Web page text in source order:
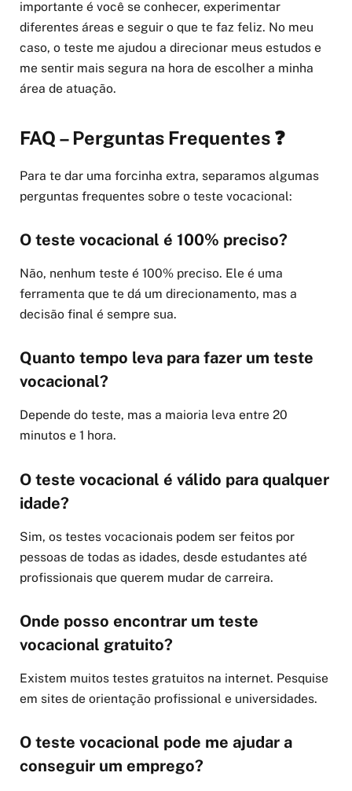
importante é você se conhecer, experimentar
diferentes áreas e seguir o que te faz feliz. No meu
caso, o teste me ajudou a direcionar meus estudos e
me sentir mais segura na hora de escolher a minha
área de atuação.
FAQ – Perguntas Frequentes ❓
Para te dar uma forcinha extra, separamos algumas
perguntas frequentes sobre o teste vocacional:
O teste vocacional é 100% preciso?
Não, nenhum teste é 100% preciso. Ele é uma
ferramenta que te dá um direcionamento, mas a
decisão final é sempre sua.
Quanto tempo leva para fazer um teste
vocacional?
Depende do teste, mas a maioria leva entre 20
minutos e 1 hora.
O teste vocacional é válido para qualquer
idade?
Sim, os testes vocacionais podem ser feitos por
pessoas de todas as idades, desde estudantes até
profissionais que querem mudar de carreira.
Onde posso encontrar um teste
vocacional gratuito?
Existem muitos testes gratuitos na internet. Pesquise
em sites de orientação profissional e universidades.
O teste vocacional pode me ajudar a
conseguir um emprego?